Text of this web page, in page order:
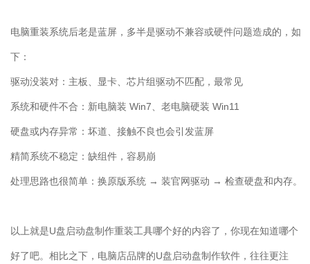
电脑重装系统后老是蓝屏，多半是驱动不兼容或硬件问题造成的，如
下：
驱动没装对：主板、显卡、芯片组驱动不匹配，最常见
系统和硬件不合：新电脑装 Win7 、老电脑硬装 Win11
硬盘或内存异常：坏道、接触不良也会引发蓝屏
精简系统不稳定：缺组件，容易崩
处理思路也很简单：换原版系统 → 装官网驱动 → 检查硬盘和内存。
以上就是U盘启动盘制作重装工具哪个好的内容了，你现在知道哪个
好了吧。相比之下，电脑店品牌的U盘启动盘制作软件，往往更注